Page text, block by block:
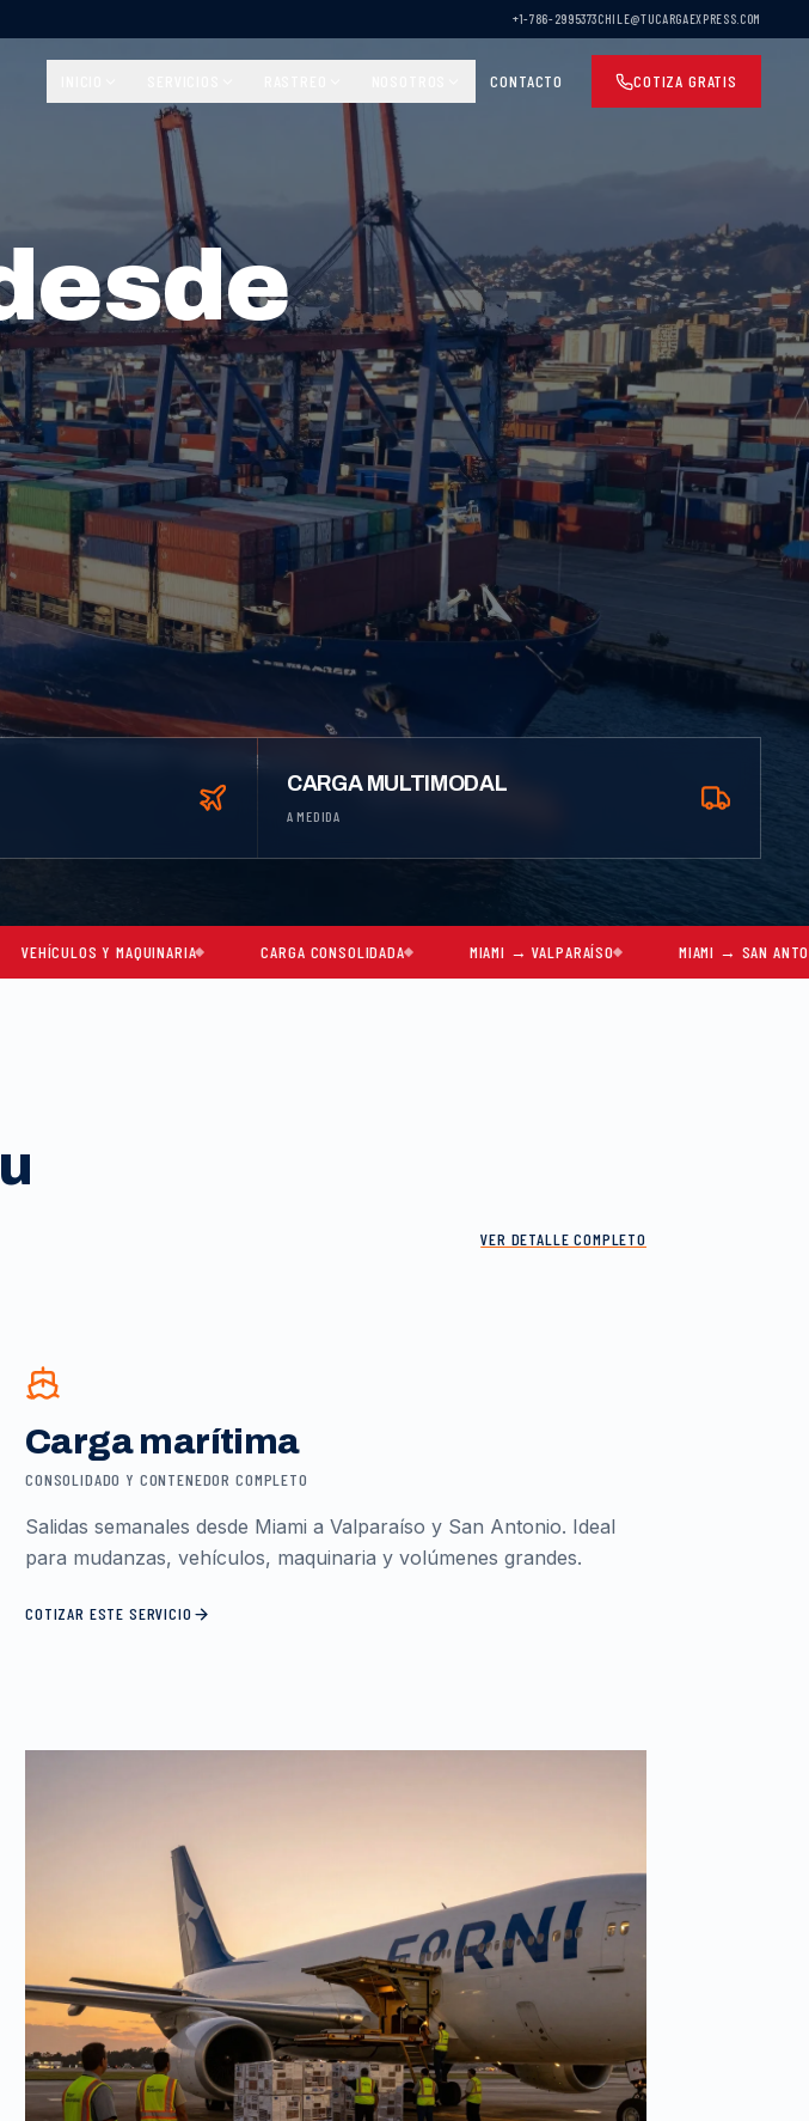
+1-786-2995373CHILE@TUCARGAEXPRESS.COM
CONTACTO COTIZA GRATIS
CARGA MULTIMODAL
A MEDIDA
MAQUINARIA CARGA CONSOLIDADA MIAMI → VALPARAÍSO MIAMI → SAN ANTONIO
VER DETALLE COMPLETO
Carga marítima
CONSOLIDADO Y CONTENEDOR COMPLETO
Salidas semanales desde Miami a Valparaíso y San Antonio. Ideal
para mudanzas, vehículos, maquinaria y volúmenes grandes.
COTIZAR ESTE SERVICIO